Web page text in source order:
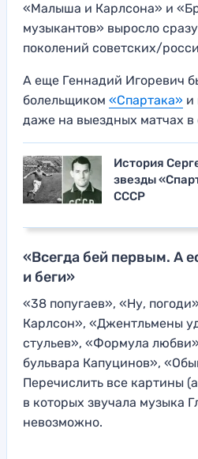
«Малыша и Карлсона» и
музыкантов» выросло
поколений советских/
А еще Геннадий Игоревич
болельщиком «Спартака» и
даже на выездных матчах в
История
звезды
СССР
«Всегда бей первым. А
и беги»
«38 попугаев», «Ну,
Карлсон», «Джентльмены
стульев», «Формула
бульвара Капуцинов»,
Перечислить все картины
в которых звучала музыка
невозможно.